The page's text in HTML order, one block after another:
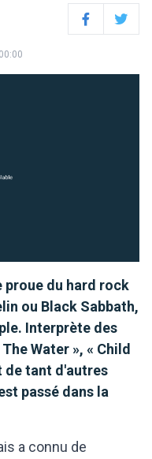
FacebookTwitter
proue du hard rock
ou Black Sabbath,
Interprète des
Water », « Child
de tant d'autres
passé dans la
a connu de